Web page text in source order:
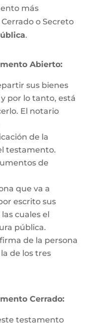
más
o Secreto
.
Abierto:
sus bienes
por lo tanto, está
El notario
de la
testamento.
de
que va a
escrito sus
cuales el
pública.
de la persona
de los tres
Cerrado:
testamento